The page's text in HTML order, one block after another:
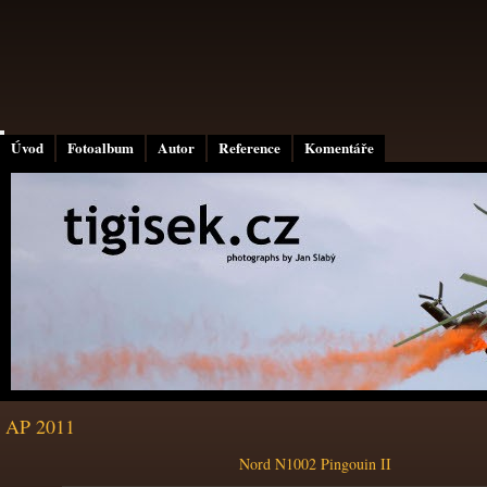
Úvod Fotoalbum Autor Reference Komentáře
AP 2011
Nord N1002 Pingouin II